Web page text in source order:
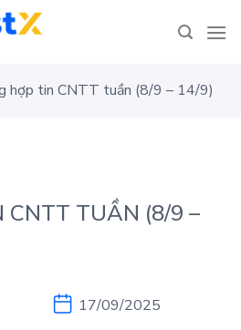
hợp tin CNTT tuần (8/9 – 14/9)
CNTT TUẦN (8/9 –
17/09/2025